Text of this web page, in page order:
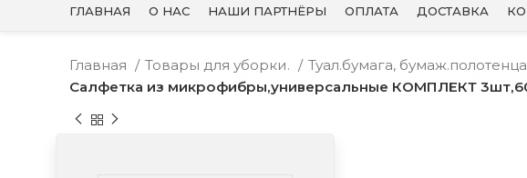
ГЛАВНАЯ О НАС НАШИ ПАРТНЁРЫ ОПЛАТА ДОСТАВКА
Главная Товары для уборки.
Туал.бумага,
Салфетка из микрофибры,универсальные КОМПЛЕКТ